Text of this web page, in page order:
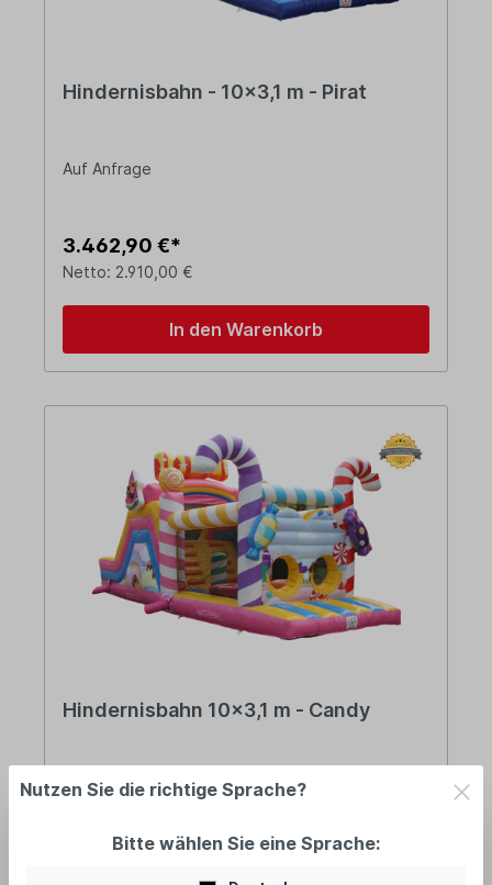
Hindernisbahn - 10x3,1 m - Pirat
Auf Anfrage
3.462,90 €*
Netto: 2.910,00 €
In den Warenkorb
Hindernisbahn 10x3,1 m - Candy
am Lager: 2-5 Tage
Nutzen Sie die richtige Sprache?
Bitte wählen Sie eine Sprache: